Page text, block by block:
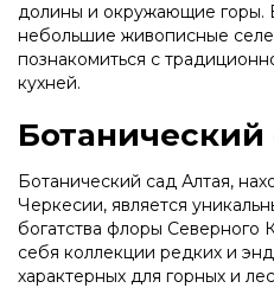
долины и окружающие горы.
небольшие живописные
познакомиться с
кухней.
Ботанический
Ботанический сад Алтая,
Черкесии, является
богатства флоры Северного
себя коллекции редких и
характерных для горных и